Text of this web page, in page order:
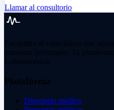
Llamar al consultorio
Encuentra al especialista que
mantente informado. Tu
Latinoamérica.
Plataforma
Directorio médico